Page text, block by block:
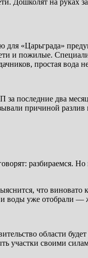
«Царьграда»
и пожилые.
простая вода
за последние два
причиной
разбираемся.
что
воды уже отобрали —
области
участки своими